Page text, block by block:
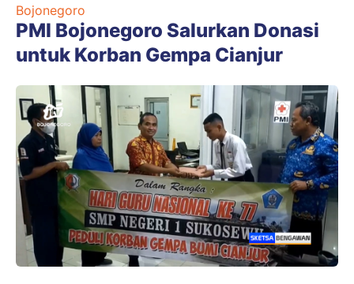
Bojonegoro
PMI Bojonegoro Salurkan Donasi
untuk Korban Gempa Cianjur